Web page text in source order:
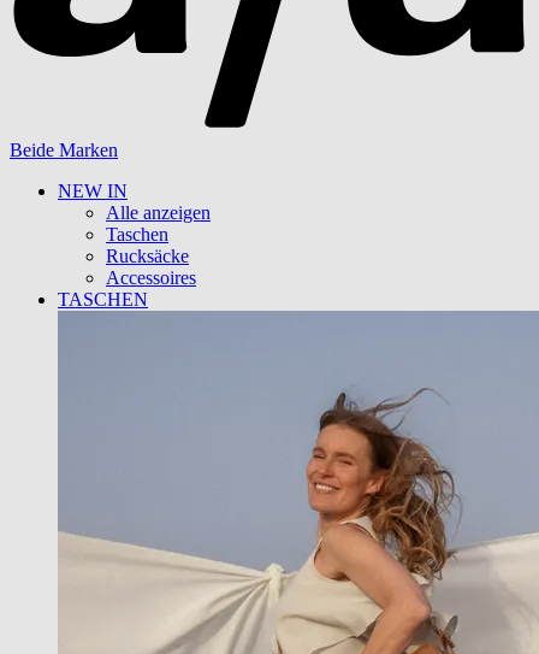
Beide Marken
NEW IN
Alle anzeigen
Taschen
Rucksäcke
Accessoires
TASCHEN